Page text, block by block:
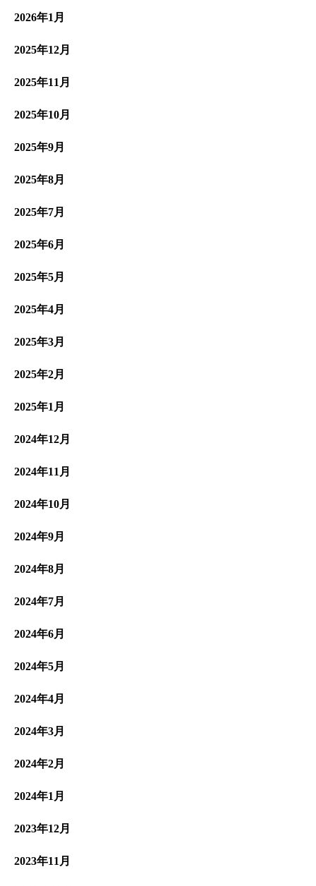
2026年1月
2025年12月
2025年11月
2025年10月
2025年9月
2025年8月
2025年7月
2025年6月
2025年5月
2025年4月
2025年3月
2025年2月
2025年1月
2024年12月
2024年11月
2024年10月
2024年9月
2024年8月
2024年7月
2024年6月
2024年5月
2024年4月
2024年3月
2024年2月
2024年1月
2023年12月
2023年11月